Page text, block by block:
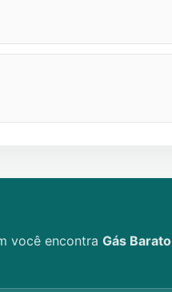
você encontra Gás Barato